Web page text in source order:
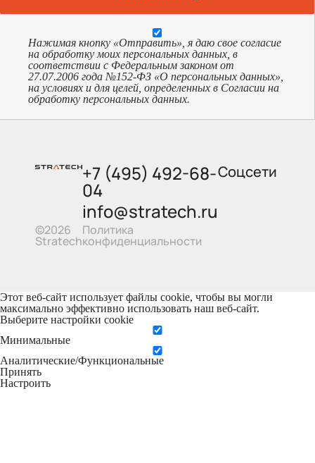
Нажимая кнопку «Отправить», я даю свое согласие
на обработку моих персональных данных, в
соответствии с Федеральным законом от
27.07.2006 года №152-ФЗ «О персональных данных»,
на условиях и для целей, определенных в Согласии на
обработку персональных данных.
©2026
Stratech
+7 (495) 492-68-
04
info@stratech.ru
Политика
конфиденциальности
Соцсети
Этот веб-сайт использует файлы cookie, чтобы вы могли
максимально эффективно использовать наш веб-сайт.
Выберите настройки cookie
Минимальные
Аналитические/Функциональные
Принять
Настроить